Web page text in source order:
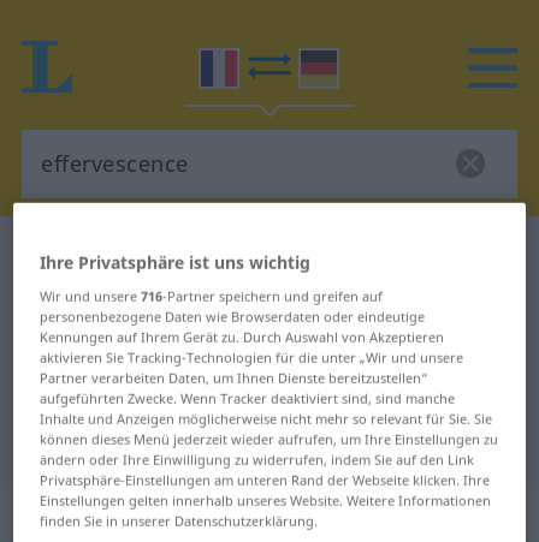
Französisch-Deutsch Wörterbuch
Französisch-Deutsch Übersetzung
für "effervescence"
"effervescence" Deutsch
Übersetzung
„effervescence“: féminin
Ihre Privatsphäre ist uns wichtig
Wir und unsere716-Partner speichern und greifen auf
personenbezogene Daten wie Browserdaten oder eindeutige
Kennungen auf Ihrem Gerät zu. Durch Auswahl von Akzeptieren
aktivieren Sie Tracking-Technologien für die unter „Wir und unsere
Partner verarbeiten Daten, um Ihnen Dienste bereitzustellen“
aufgeführten Zwecke. Wenn Tracker deaktiviert sind, sind manche
Inhalte und Anzeigen möglicherweise nicht mehr so relevant für Sie. Sie
können dieses Menü jederzeit wieder aufrufen, um Ihre Einstellungen zu
ändern oder Ihre Einwilligung zu widerrufen, indem Sie auf den Link
Privatsphäre-Einstellungen am unteren Rand der Webseite klicken. Ihre
Einstellungen gelten innerhalb unseres Website. Weitere Informationen
finden Sie in unserer Datenschutzerklärung.